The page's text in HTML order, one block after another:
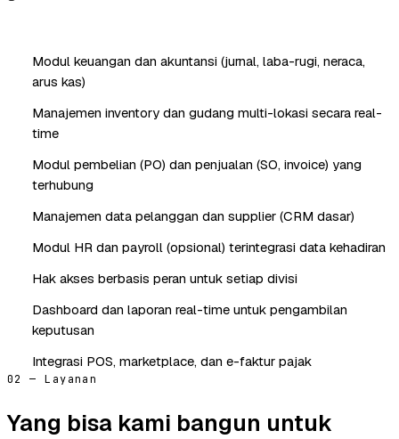
Modul keuangan dan akuntansi (jurnal, laba-rugi, neraca,
arus kas)
Manajemen inventory dan gudang multi-lokasi secara real-
time
Modul pembelian (PO) dan penjualan (SO, invoice) yang
terhubung
Manajemen data pelanggan dan supplier (CRM dasar)
Modul HR dan payroll (opsional) terintegrasi data kehadiran
Hak akses berbasis peran untuk setiap divisi
Dashboard dan laporan real-time untuk pengambilan
keputusan
Integrasi POS, marketplace, dan e-faktur pajak
02 — Layanan
Yang bisa kami bangun untuk